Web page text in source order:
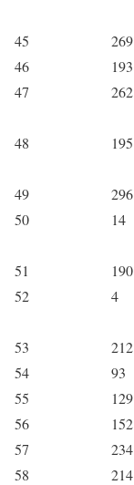
45
269
46
193
47
262
48
195
49
296
50
14
51
190
52
4
53
212
54
93
55
129
56
152
57
234
58
214